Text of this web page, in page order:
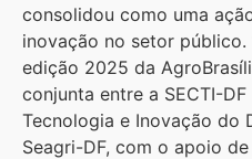
consolidou como uma
inovação no setor público.
edição 2025 da
conjunta entre a SECTI-
Tecnologia e Inovação do
Seagri-DF, com o apoio